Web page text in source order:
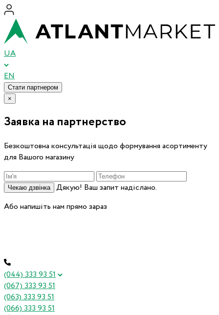
UA
EN
Стати партнером
×
Заявка на партнерство
Безкоштовна консультація щодо формування асортименту
для Вашого магазину
Чекаю дзвінка
Дякую! Ваш запит надіслано.
Або напишіть нам прямо зараз
(044) 333 93 51
(067) 333 93 51
(063) 333 93 51
(066) 333 93 51